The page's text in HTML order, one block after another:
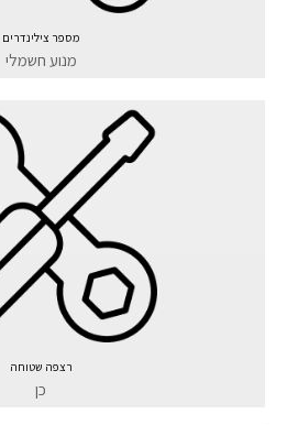
מספר צילינדרים
מנוע חשמלי
רצפה שטוחה
כן